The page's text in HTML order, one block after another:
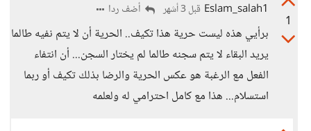
1
Eslam_salah1 قبل 3 أشهر أضف ردا
برأيي هذه ليست حرية هذا تكيف.. الحرية أن لا يتم نفيه طالما
يريد البقاء لا يتم سجنه طالما لم يختار السجن... أن انتفاء
الفعل مع الرغبة هو عكس الحرية والرضا بذلك تكيف أو ربما
استسلام... هذا مع كامل احترامي له ولعلمه